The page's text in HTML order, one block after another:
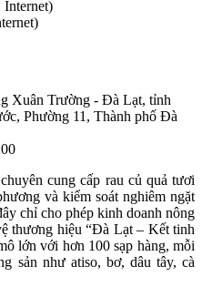
Xuân Trường - Đà Lạt, tỉnh
Phường 11, Thành phố Đà
cung cấp rau củ quả tươi
và kiểm soát nghiêm ngặt
chỉ cho phép kinh doanh nông
thương hiệu “Đà Lạt – Kết tinh
lớn với hơn 100 sạp hàng, mỗi
sản như atiso, bơ, dâu tây, cà